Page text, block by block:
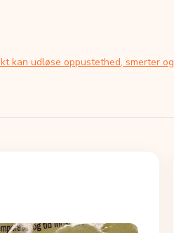
kan udløse oppustethed, smerter og